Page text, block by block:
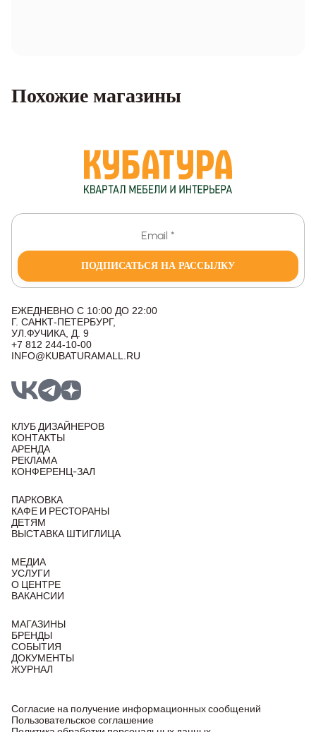
Похожие магазины
ПОДПИСАТЬСЯ НА РАССЫЛКУ
ЕЖЕДНЕВНО С 10:00 ДО 22:00
Г. САНКТ-ПЕТЕРБУРГ,
УЛ.ФУЧИКА, Д. 9
+7 812 244-10-00
INFO@KUBATURAMALL.RU
КЛУБ ДИЗАЙНЕРОВ
КОНТАКТЫ
АРЕНДА
РЕКЛАМА
КОНФЕРЕНЦ-ЗАЛ
ПАРКОВКА
КАФЕ И РЕСТОРАНЫ
ДЕТЯМ
ВЫСТАВКА ШТИГЛИЦА
МЕДИА
УСЛУГИ
О ЦЕНТРЕ
ВАКАНСИИ
МАГАЗИНЫ
БРЕНДЫ
СОБЫТИЯ
ДОКУМЕНТЫ
ЖУРНАЛ
Согласие на получение информационных сообщений
Пользовательское соглашение